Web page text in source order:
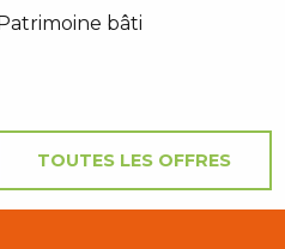
Patrimoine bâti
TOUTES LES OFFRES